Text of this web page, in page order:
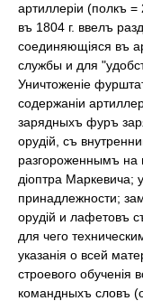
артиллеріи (полкъ
въ 1804 г. ввелъ
соединяющіяся въ
службы и для
Уничтоженіе
содержаніи
зарядныхъ фуръ
орудій, съ
разгороженнымъ на
діоптра Маркевича;
принадлежности;
орудій и лафетовъ
для чего
указанія о всей
строевого обученія
командныхъ словъ